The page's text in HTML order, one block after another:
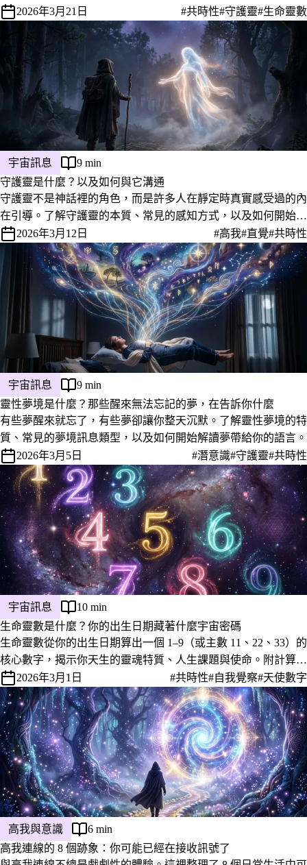
情境，並附辨識方法，幫你讀懂日常生活裡的宇宙訊號。
2026年3月21日 #共時性#守護靈#生命靈數
宇宙訊息
9 min
守護靈是什麼？以及如何與它溝通
守護靈不是神話裡的角色，而是許多人在靜定時真實感受過的內
在引導。了解守護靈的本質、常見的感知方式，以及如何開始建
立連結。
2026年3月12日 #高我#直覺#共時性
宇宙訊息
9 min
靈性夢境是什麼？那些醒來無法忘記的夢，在告訴你什麼
有些夢醒來就忘了，有些夢卻讓你整天沉默。了解靈性夢境的特
質、常見的夢境訊息類型，以及如何開始解讀夢帶給你的語言。
2026年3月5日
#潛意識#守護靈#共時性
宇宙訊息
10 min
生命靈數是什麼？你的出生日期藏著什麼宇宙密碼
生命靈數從你的出生日期算出一個 1–9（或主數 11、22、33）的
核心數字，揭示你天生的靈魂特質、人生課題與使命。附計算方
式與每個數字的深層意義。
2026年3月1日 #共時性#自我覺察#天使數字
高我與意識
6 min
高我連線的 8 個跡象：你可能已經在接收訊號了